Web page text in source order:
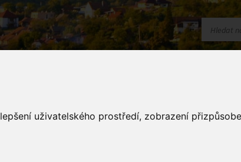
uživatelského prostředí, zobrazení